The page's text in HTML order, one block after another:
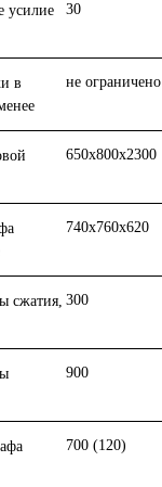
усилие
30
в
не ограничено
650х800х2300
740х760х620
сжатия, 300
900
700 (120)